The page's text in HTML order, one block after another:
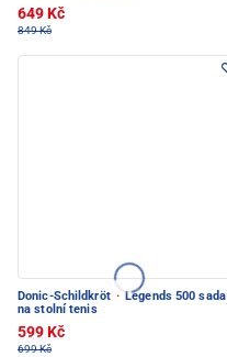
649 Kč
849 Kč
Donic-Schildkröt · Legends 500 sada
na stolní tenis
599 Kč
699 Kč